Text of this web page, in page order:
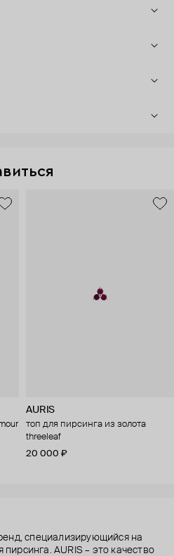
AURIS
топ для пирсинга из золота
threeleaf
20 000 ₽
специализирующийся на
AURIS – это качество